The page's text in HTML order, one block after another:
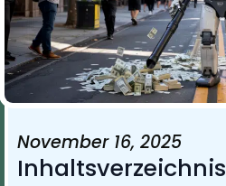
November 16, 2025
Inhaltsverzeichnis